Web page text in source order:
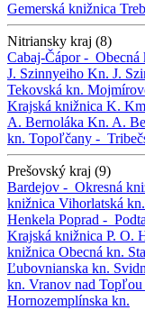
Gemerská knižnica
Nitriansky kraj (8)
Cabaj-Čápor - Obecná
J. Szinnyeiho Kn. J.
Tekovská kn.
Krajská knižnica K.
A. Bernoláka Kn. A.
kn. Topoľčany -
Prešovský kraj (9)
Bardejov - Okresná
knižnica Vihorlatská kn.
Henkela Poprad -
Krajská knižnica P. O.
knižnica Obecná kn.
Ľubovnianska kn.
kn. Vranov nad Topľou
Hornozemplínska kn.